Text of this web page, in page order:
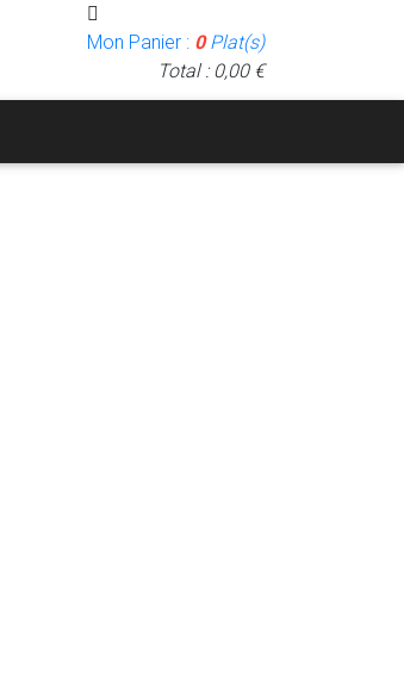
Mon Panier : 0Plat(s)
Total : 0,00 €